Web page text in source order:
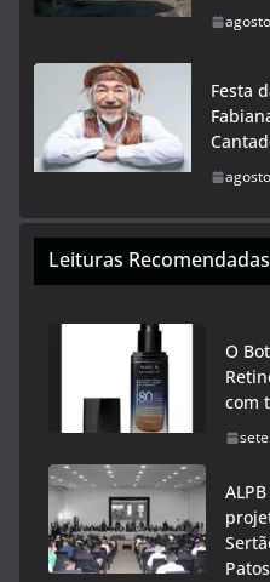
Festa
Leituras Recomendadas
O
com
Patos